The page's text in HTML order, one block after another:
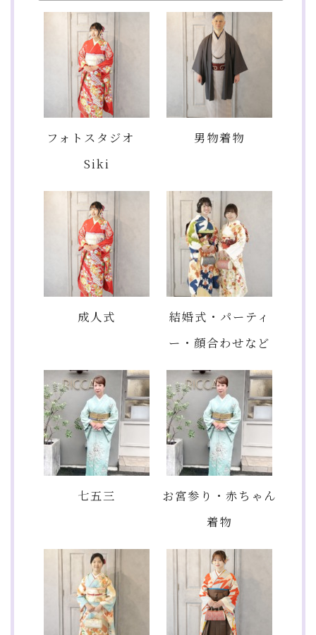
フォトスタジオ
Siki
男物着物
成人式
結婚式・パーティ
ー・顔合わせなど
七五三
お宮参り・赤ちゃん
着物